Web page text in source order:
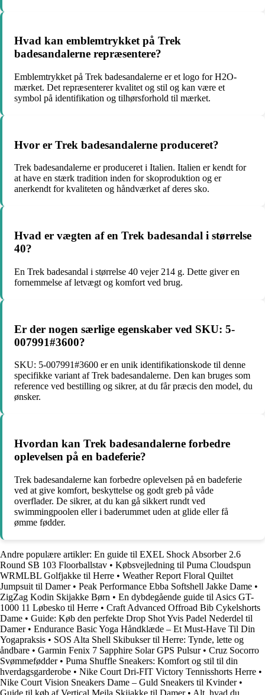
Hvad kan emblemtrykket på Trek
badesandalerne repræsentere?
Emblemtrykket på Trek badesandalerne er et logo for H2O-
mærket. Det repræsenterer kvalitet og stil og kan være et
symbol på identifikation og tilhørsforhold til mærket.
Hvor er Trek badesandalerne produceret?
Trek badesandalerne er produceret i Italien. Italien er kendt for
at have en stærk tradition inden for skoproduktion og er
anerkendt for kvaliteten og håndværket af deres sko.
Hvad er vægten af ​​en Trek badesandal i størrelse
40?
En Trek badesandal i størrelse 40 vejer 214 g. Dette giver en
fornemmelse af letvægt og komfort ved brug.
Er der nogen særlige egenskaber ved SKU: 5-
007991#3600?
SKU: 5-007991#3600 er en unik identifikationskode til denne
specifikke variant af Trek badesandalerne. Den kan bruges som
reference ved bestilling og sikrer, at du får præcis den model, du
ønsker.
Hvordan kan Trek badesandalerne forbedre
oplevelsen på en badeferie?
Trek badesandalerne kan forbedre oplevelsen på en badeferie
ved at give komfort, beskyttelse og godt greb på våde
overflader. De sikrer, at du kan gå sikkert rundt ved
swimmingpoolen eller i baderummet uden at glide eller få
ømme fødder.
Andre populære artikler: En guide til EXEL Shock Absorber 2.6
Round SB 103 Floorballstav • Købsvejledning til Puma Cloudspun
WRMLBL Golfjakke til Herre • Weather Report Floral Quiltet
Jumpsuit til Damer• Peak Performance Ebba Softshell Jakke Dame •
ZigZag Kodin Skijakke Børn • En dybdegående guide til Asics GT-
1000 11 Løbesko til Herre • Craft Advanced Offroad Bib Cykelshorts
Dame • Guide: Køb den perfekte Drop Shot Yvis Padel Nederdel til
Damer• Endurance Basic Yoga Håndklæde – Et Must-Have Til Din
Yogapraksis • SOS Alta Shell Skibukser til Herre: Tynde, lette og
åndbare • Garmin Fenix 7 Sapphire Solar GPS Pulsur• Cruz Socorro
Svømmefødder• Puma Shuffle Sneakers: Komfort og stil til din
hverdagsgarderobe • Nike Court Dri-FIT Victory Tennisshorts Herre •
Nike Court Vision Sneakers Dame – Guld Sneakers til Kvinder•
Guide til køb af Vertical Meila Skijakke til Damer• Alt, hvad du